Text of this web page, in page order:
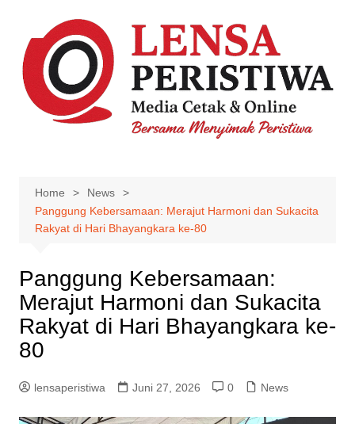
content
Home
News
Panggung Kebersamaan: Merajut Harmoni dan Sukacita
Rakyat di Hari Bhayangkara ke-80
Panggung Kebersamaan:
Merajut Harmoni dan Sukacita
Rakyat di Hari Bhayangkara ke-
80
lensaperistiwa Juni 27, 2026 0 News